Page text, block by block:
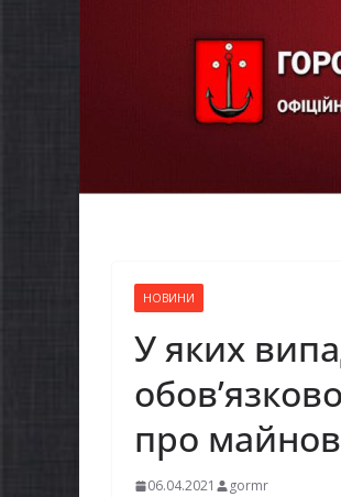
НОВИНИ
У яких
про
06.04.2021 gormr